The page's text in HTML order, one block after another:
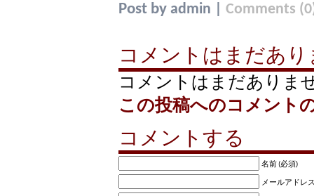
Post by admin Comments
コメントはまだあ
コメントはまだありま
この投稿へのコメント
コメントする
名前 (必須)
メールアドレ